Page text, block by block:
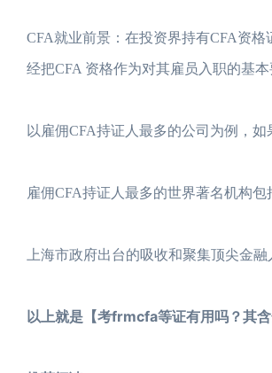
CFA就业前景：在投资界持有CFA资
经把CFA 资格作为对其雇员入职的基
以雇佣CFA持证人最多的公司为例，
雇佣CFA持证人最多的世界著名机构
上海市政府出台的吸收和聚集顶尖金
以上就是【考frmcfa等证有用吗？其